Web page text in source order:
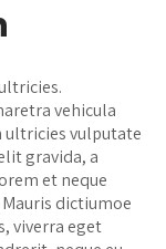
vehicula
ultricies vulputate
gravida, a
et neque
dictiumoe
viverra eget